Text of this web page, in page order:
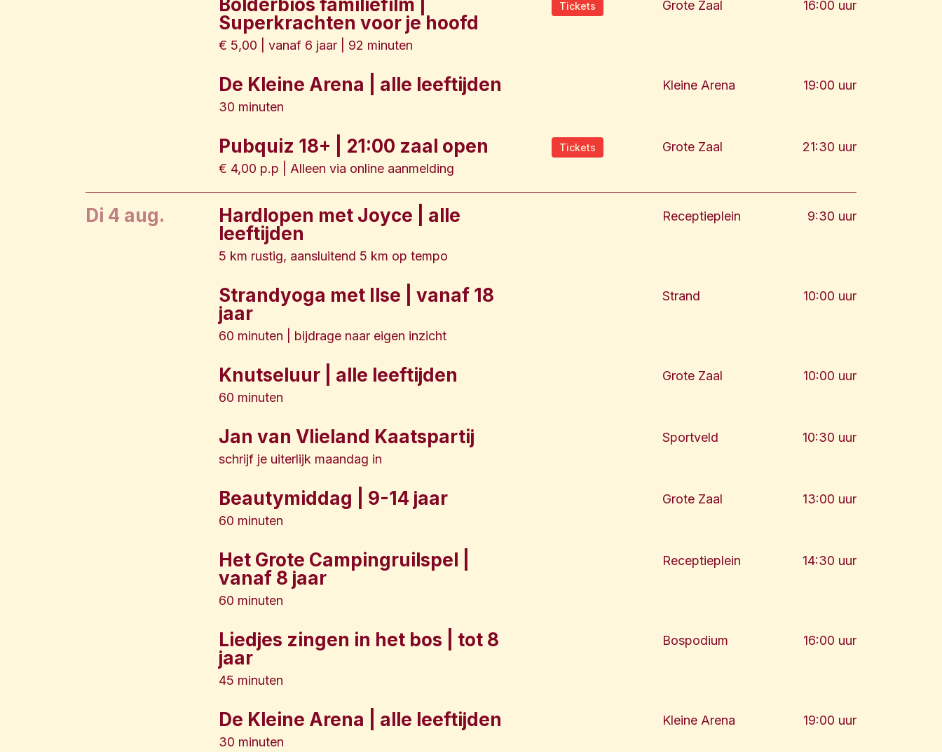
Bolderbios familiefilm |
Superkrachten voor je hoofd
€ 5,00 | vanaf 6 jaar | 92 minuten
Tickets Grote Zaal 16:00 uur
De Kleine Arena | alle leeftijden
30 minuten
Kleine Arena 19:00 uur
Pubquiz 18+ | 21:00 zaal open
€ 4,00 p.p | Alleen via online aanmelding
Tickets Grote Zaal 21:30 uur
di 4 aug.
Hardlopen met Joyce | alle
leeftijden
5 km rustig, aansluitend 5 km op tempo
Receptieplein 9:30 uur
Strandyoga met Ilse | vanaf 18
jaar
60 minuten | bijdrage naar eigen inzicht
Strand 10:00 uur
Knutseluur | alle leeftijden
60 minuten
Grote Zaal 10:00 uur
Jan van Vlieland Kaatspartij
schrijf je uiterlijk maandag in
Sportveld 10:30 uur
Beautymiddag | 9-14 jaar
60 minuten
Grote Zaal 13:00 uur
Het Grote Campingruilspel |
vanaf 8 jaar
60 minuten
Receptieplein 14:30 uur
Liedjes zingen in het bos | tot 8
jaar
45 minuten
Bospodium 16:00 uur
De Kleine Arena | alle leeftijden
30 minuten
Kleine Arena 19:00 uur